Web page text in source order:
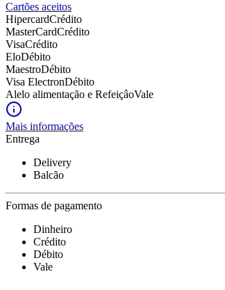
Cartões aceitos
HipercardCrédito
MasterCardCrédito
VisaCrédito
EloDébito
MaestroDébito
Visa ElectronDébito
Alelo alimentação e RefeiçâoVale
Mais informações
Entrega
Delivery
Balcão
Formas de pagamento
Dinheiro
Crédito
Débito
Vale